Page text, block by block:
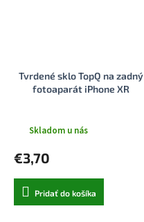
Tvrdené sklo TopQ na zadný
fotoaparát iPhone XR
Skladom u nás
€3,70
Pridať do košíka